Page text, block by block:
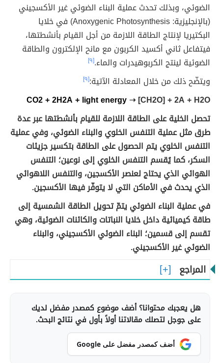
الضوئي، وبذلك تحدث عملية البناء الضوئي غير الأكسجيني
(بالإنجليزية: Anoxygenic Photosynthesis) في خلايا
البكتيريا لإنتاج الطاقة اللازمة من أجل القيام بأنشطتها،
فيتفاعل ثاني أكسيد الكربون مع مانح الإلكترون والطاقة
الضوئية لينتج الكربوهيدرات والماء.[٩]
ويتضّح ذلك من خلال المعادلة الآتية:[٩]
CO2+ 2H2A + light energy➝ [CH2O] + 2A + H2O
تحصل الخلية على الطاقة اللازمة للقيام بأنشطتها عبر عدة
طرق مثل عملية التنفس الخلوي والبناء الضوئي، وفي عملية
التنفس الخلوي يتم الحصول على الطاقة بتكسير جزيئات
السكر، كما يُقسم التنفس الخلوي إلى نوعين؛ التنفس
الهوائي الذي يحتاج لعنصر الأكسجين، والتنفس اللاهوائي
الذي يحدث في الأماكن التي لا يتوفّر فيها الأكسجين.
في عملية البناء الضوئي يتمّ تحويل الطاقة الشمسية إلى
طاقة كيميائية داخل خلايا النباتات والكائنات الضوئية، وهي
تقسم إلى قسمين؛ البناء الضوئي الأكسجيني، والبناء
الضوئي غير الأكسجيني.
المراجع
هل يعجبك محتوانا؟ أضف موضوع كمصدر مفضل لديك
على جوجل لتصلك مقالاتنا أولاً بأول في نتائج البحث.
أضف كمصدر مفضل على Google